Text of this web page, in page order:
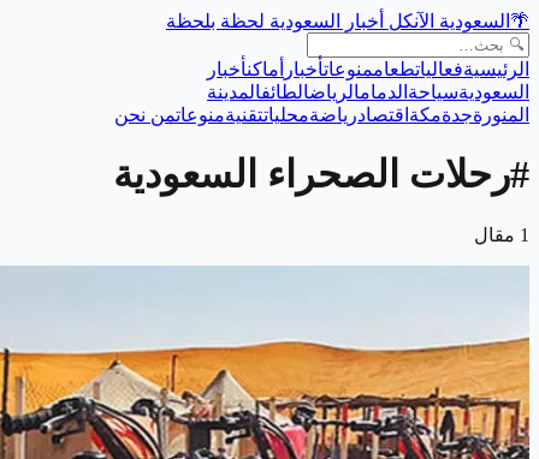
🌴 السعودية الآنكل أخبار السعودية لحظة بلحظة
الرئيسيةفعالياتطعاممنوعاتأخبار أماكنأخبار
السعوديةسياحة الدمامالرياضالطائفالمدينة
المنورةجدةمكة اقتصادرياضةمحلياتتقنيةمنوعاتمن نحن
#رحلات الصحراء السعودية
1 مقال